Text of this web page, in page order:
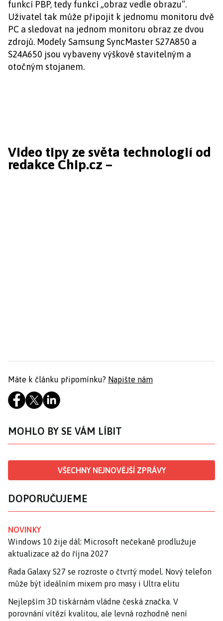
funkcí PBP, tedy funkcí „obraz vedle obrazu“.
Uživatel tak může připojit k jednomu monitoru dvě
PC a sledovat na jednom monitoru obraz ze dvou
zdrojů. Modely Samsung SyncMaster S27A850 a
S24A650 jsou vybaveny výškově stavitelným a
otočným stojanem.
Video tipy ze světa technologií od
redakce Chip.cz –
Máte k článku připomínku? Napište nám
MOHLO BY SE VÁM LÍBIT
VŠECHNY NEJNOVĚJŠÍ ZPRÁVY
DOPORUČUJEME
NOVINKY
Windows 10 žije dál: Microsoft nečekaně prodlužuje
aktualizace až do října 2027
Řada Galaxy S27 se rozroste o čtvrtý model. Nový telefon
může být ideálním mixem pro masy i Ultra elitu
Nejlepším 3D tiskárnám vládne česká značka. V
porovnání vítězí kvalitou, ale levná rozhodně není